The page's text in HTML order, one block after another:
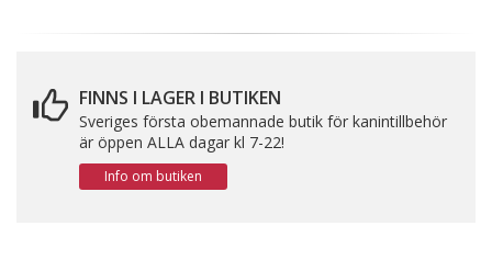
FINNS I LAGER I BUTIKEN
Sveriges första obemannade butik för kanintillbehör
är öppen ALLA dagar kl 7-22!
Info om butiken